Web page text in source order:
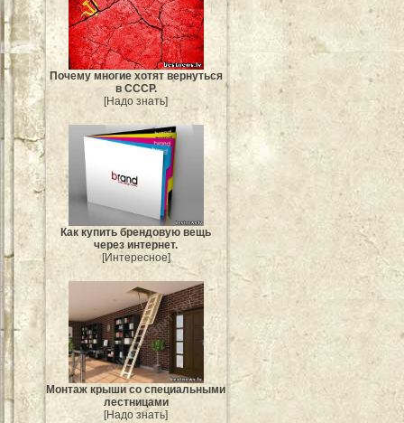
Почему многие хотят вернуться
в СССР.
[Надо знать]
Как купить брендовую вещь
через интернет.
[Интересное]
Монтаж крыши со специальными
лестницами
[Надо знать]